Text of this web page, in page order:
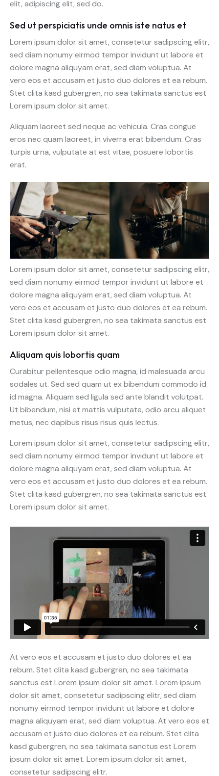
elit, adipiscing elit, sed do.
Sed ut perspiciatis unde omnis iste natus et
Lorem ipsum dolor sit amet, consetetur sadipscing elitr,
sed diam nonumy eirmod tempor invidunt ut labore et
dolore magna aliquyam erat, sed diam voluptua. At
vero eos et accusam et justo duo dolores et ea rebum.
Stet clita kasd gubergren, no sea takimata sanctus est
Lorem ipsum dolor sit amet.
Aliquam laoreet sed neque ac vehicula. Cras congue
eros nec quam laoreet, in viverra erat bibendum. Cras
turpis urna, vulputate at est vitae, posuere lobortis
erat.
Lorem ipsum dolor sit amet, consetetur sadipscing elitr,
sed diam nonumy eirmod tempor invidunt ut labore et
dolore magna aliquyam erat, sed diam voluptua. At
vero eos et accusam et justo duo dolores et ea rebum.
Stet clita kasd gubergren, no sea takimata sanctus est
Lorem ipsum dolor sit amet.
Aliquam quis lobortis quam
Curabitur pellentesque odio magna, id malesuada arcu
sodales ut. Sed sed quam ut ex bibendum commodo id
id magna. Aliquam sed ligula sed ante blandit volutpat.
Ut bibendum, nisi et mattis vulputate, odio arcu aliquet
metus, nec dapibus risus risus quis lectus.
Lorem ipsum dolor sit amet, consetetur sadipscing elitr,
sed diam nonumy eirmod tempor invidunt ut labore et
dolore magna aliquyam erat, sed diam voluptua. At
vero eos et accusam et justo duo dolores et ea rebum.
Stet clita kasd gubergren, no sea takimata sanctus est
Lorem ipsum dolor sit amet.
At vero eos et accusam et justo duo dolores et ea
rebum. Stet clita kasd gubergren, no sea takimata
sanctus est Lorem ipsum dolor sit amet. Lorem ipsum
dolor sit amet, consetetur sadipscing elitr, sed diam
nonumy eirmod tempor invidunt ut labore et dolore
magna aliquyam erat, sed diam voluptua. At vero eos et
accusam et justo duo dolores et ea rebum. Stet clita
kasd gubergren, no sea takimata sanctus est Lorem
ipsum dolor sit amet. Lorem ipsum dolor sit amet,
consetetur sadipscing elitr.